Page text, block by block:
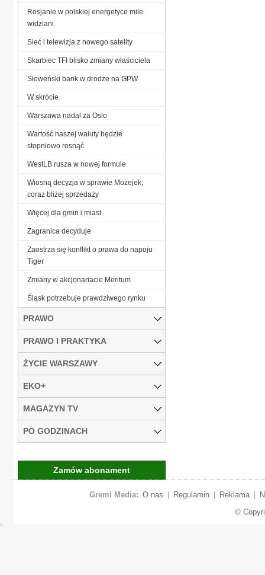
Rosjanie w polskiej energetyce mile
widziani
Sieć i telewizja z nowego satelity
Skarbiec TFI blisko zmiany właściciela
Słoweński bank w drodze na GPW
W skrócie
Warszawa nadal za Oslo
Wartość naszej waluty będzie
stopniowo rosnąć
WestLB rusza w nowej formule
Wiosną decyzja w sprawie Możejek,
coraz bliżej sprzedaży
Więcej dla gmin i miast
Zagranica decyduje
Zaostrza się konflikt o prawa do napoju
Tiger
Zmiany w akcjonariacie Meritum
Śląsk potrzebuje prawdziwego rynku
PRAWO
PRAWO I PRAKTYKA
ŻYCIE WARSZAWY
EKO+
MAGAZYN TV
PO GODZINACH
Zamów abonament
Gremi Media: O nas Regulamin Reklama
©